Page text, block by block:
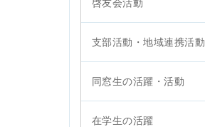
支部活動・地域連携活動
同窓生の活躍・活動
在学生の活躍